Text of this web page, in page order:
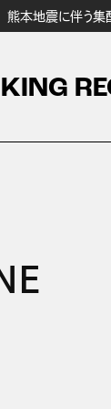
熊本地震に伴う集
KING